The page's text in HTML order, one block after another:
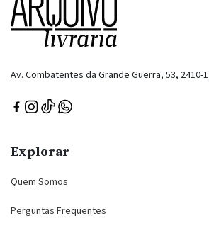
Av. Combatentes da Grande Guerra, 53, 2410-
Explorar
Quem Somos
Perguntas Frequentes